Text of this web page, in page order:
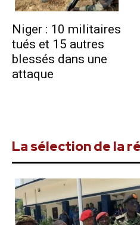
Niger : 10 militaires
tués et 15 autres
blessés dans une
attaque
La sélection de la